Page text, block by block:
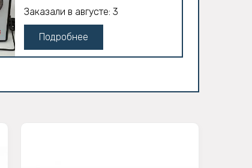
Заказали в августе: 3
Подробнее